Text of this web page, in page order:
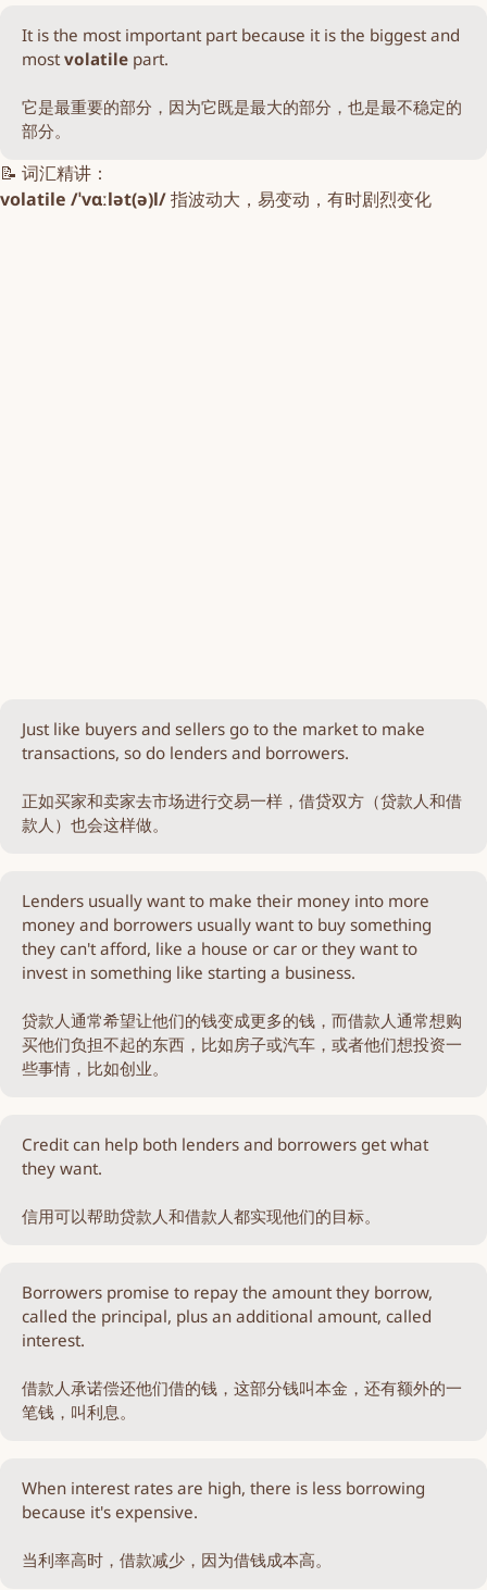
It is the most important part because it is the biggest and
most volatile part.
它是最重要的部分，因为它既是最大的部分，也是最不稳定的
部分。
📝 词汇精讲：
volatile /ˈvɑːlət(ə)l/指波动大，易变动，有时剧烈变化
Just like buyers and sellers go to the market to make
transactions, so do lenders and borrowers.
正如买家和卖家去市场进行交易一样，借贷双方（贷款人和借
款人）也会这样做。
Lenders usually want to make their money into more
money and borrowers usually want to buy something
they can't afford, like a house or car or they want to
invest in something like starting a business.
贷款人通常希望让他们的钱变成更多的钱，而借款人通常想购
买他们负担不起的东西，比如房子或汽车，或者他们想投资一
些事情，比如创业。
Credit can help both lenders and borrowers get what
they want.
信用可以帮助贷款人和借款人都实现他们的目标。
Borrowers promise to repay the amount they borrow,
called the principal, plus an additional amount, called
interest.
借款人承诺偿还他们借的钱，这部分钱叫本金，还有额外的一
笔钱，叫利息。
When interest rates are high, there is less borrowing
because it's expensive.
当利率高时，借款减少，因为借钱成本高。